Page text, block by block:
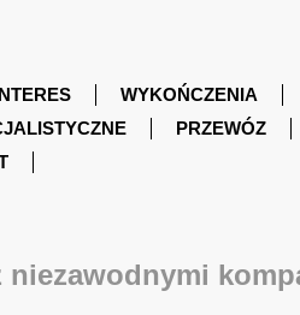
WYKOŃCZENIA
PRZEWÓZ
niezawodnymi